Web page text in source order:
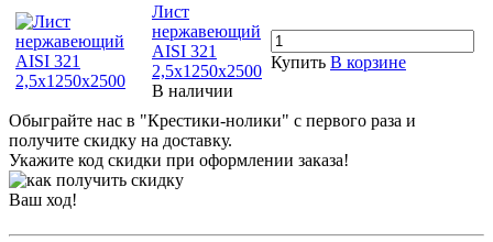
Лист
нержавеющий
AISI 321
2,5х1250х2500
В наличии
Купить В корзине
Обыграйте нас в "Крестики-нолики" с первого раза и
получите скидку на доставку.
Укажите код скидки при оформлении заказа!
Ваш ход!